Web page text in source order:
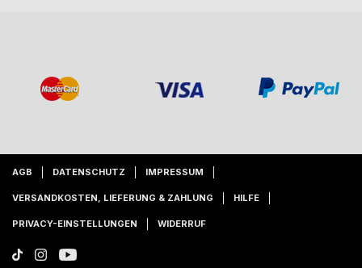
AGB DATENSCHUTZ IMPRESSUM
VERSANDKOSTEN, LIEFERUNG & ZAHLUNG HILFE
PRIVACY-EINSTELLUNGEN WIDERRUF